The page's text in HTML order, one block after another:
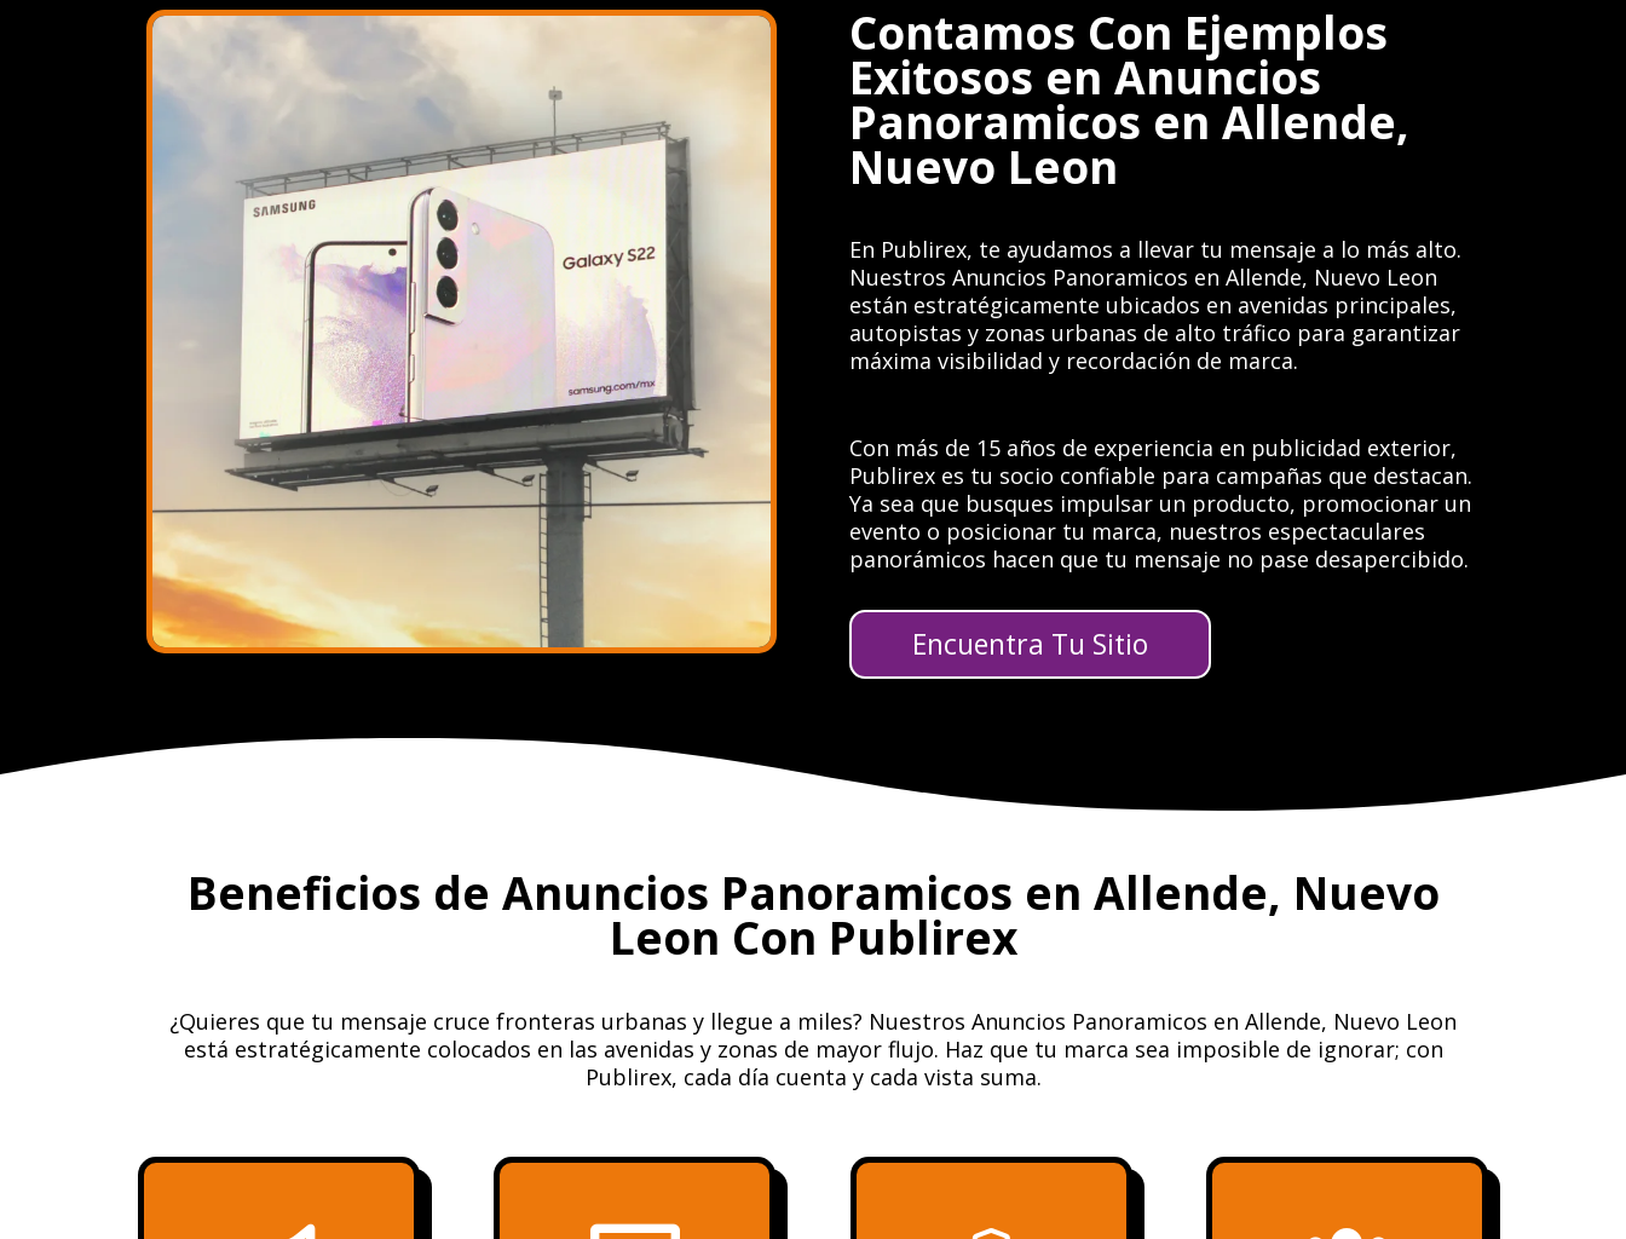
Contamos Con Ejemplos
Exitosos en Anuncios
Panoramicos en Allende,
Nuevo Leon
En Publirex, te ayudamos a llevar tu mensaje a lo más alto.
Nuestros Anuncios Panoramicos en Allende, Nuevo Leon
están estratégicamente ubicados en avenidas principales,
autopistas y zonas urbanas de alto tráfico para garantizar
máxima visibilidad y recordación de marca.
Con más de 15 años de experiencia en publicidad exterior,
Publirex es tu socio confiable para campañas que destacan.
Ya sea que busques impulsar un producto, promocionar un
evento o posicionar tu marca, nuestros espectaculares
panorámicos hacen que tu mensaje no pase desapercibido.
Encuentra Tu Sitio
Beneficios de Anuncios Panoramicos en Allende, Nuevo
Leon Con Publirex
¿Quieres que tu mensaje cruce fronteras urbanas y llegue a miles? Nuestros Anuncios Panoramicos en Allende, Nuevo Leon
está estratégicamente colocados en las avenidas y zonas de mayor flujo. Haz que tu marca sea imposible de ignorar; con
Publirex, cada día cuenta y cada vista suma.